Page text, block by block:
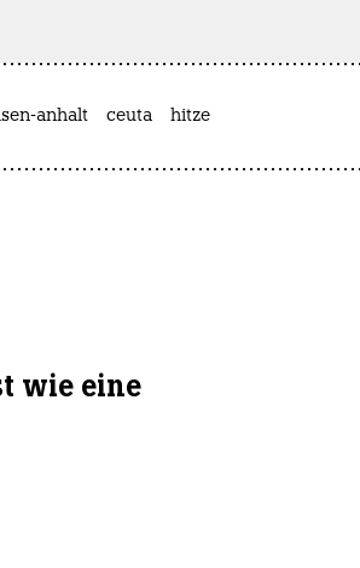
anhalt ceuta hitze
wie eine